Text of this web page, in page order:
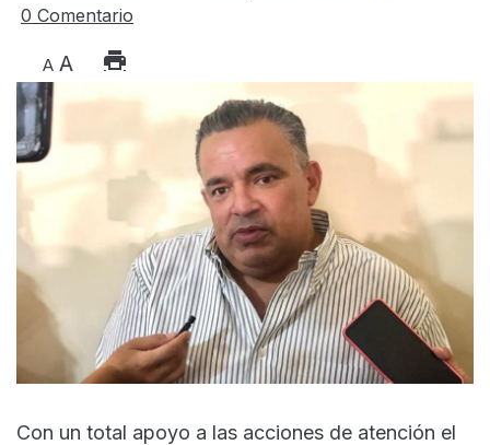
0 Comentario
A A
Con un total apoyo a las acciones de atención el